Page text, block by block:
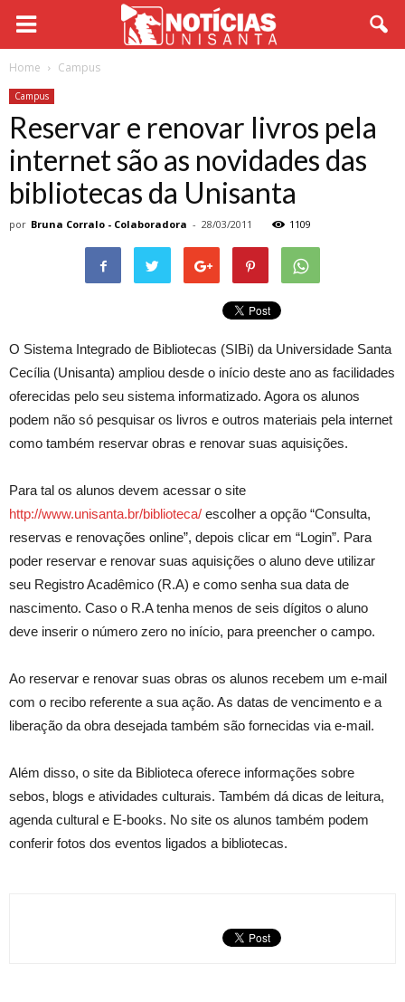
Home Campus
Campus
Reservar e renovar livros pela
internet são as novidades das
bibliotecas da Unisanta
por Bruna Corralo - Colaboradora - 28/03/2011 1109
O Sistema Integrado de Bibliotecas (SIBi) da Universidade Santa
Cecília (Unisanta) ampliou desde o início deste ano as facilidades
oferecidas pelo seu sistema informatizado. Agora os alunos
podem não só pesquisar os livros e outros materiais pela internet
como também reservar obras e renovar suas aquisições.
Para tal os alunos devem acessar o site
http://www.unisanta.br/biblioteca/ escolher a opção “Consulta,
reservas e renovações online”, depois clicar em “Login”. Para
poder reservar e renovar suas aquisições o aluno deve utilizar
seu Registro Acadêmico (R.A) e como senha sua data de
nascimento. Caso o R.A tenha menos de seis dígitos o aluno
deve inserir o número zero no início, para preencher o campo.
Ao reservar e renovar suas obras os alunos recebem um e-mail
com o recibo referente a sua ação. As datas de vencimento e a
liberação da obra desejada também são fornecidas via e-mail.
Além disso, o site da Biblioteca oferece informações sobre
sebos, blogs e atividades culturais. Também dá dicas de leitura,
agenda cultural e E-books. No site os alunos também podem
conferir fotos dos eventos ligados a bibliotecas.